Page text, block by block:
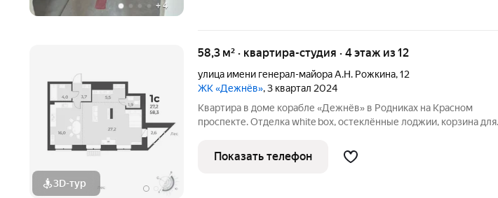
+ 4
3D-тур
58,3 м² · квартира-студия · 4 этаж из 12
улица имени генерал-майора А.Н. Рожкина,12
ЖК «Дежнёв», 3 квартал 2024
Квартира в доме корабле «Дежнёв» в Родниках на Красном
проспекте. Отделка white box, остеклённые лоджии, корзина для
для фехтования и крытым бассейном, студии мягкого фитнеса и
тренажёрные
Показать телефон